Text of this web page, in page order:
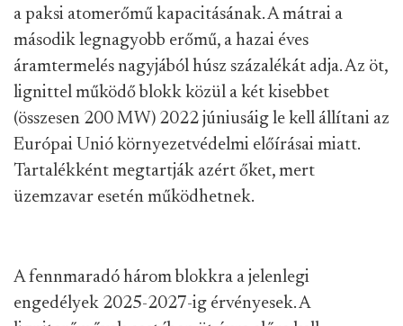
a paksi atomerőmű kapacitásának. A mátrai a
második legnagyobb erőmű, a hazai éves
áramtermelés nagyjából húsz százalékát adja. Az öt,
lignittel működő blokk közül a két kisebbet
(összesen 200 MW) 2022 júniusáig le kell állítani az
Európai Unió környezetvédelmi előírásai miatt.
Tartalékként megtartják azért őket, mert
üzemzavar esetén működhetnek.
A fennmaradó három blokkra a jelenlegi
engedélyek 2025-2027-ig érvényesek. A